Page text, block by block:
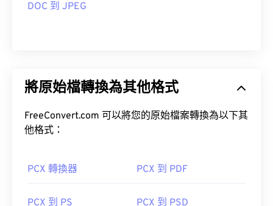
DOC 到 JPEG
將原始檔轉換為其他格式
FreeConvert.com 可以將您的原始檔案轉換為以下其
他格式：
PCX 轉換器 PCX 到 PDF
PCX 到 PS PCX 到 PSD